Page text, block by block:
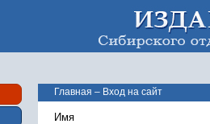
Главная – Вход на сайт
Имя